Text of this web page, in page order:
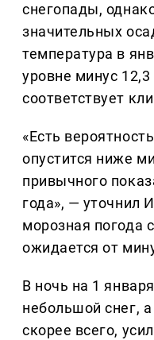
снегопады,
значительных
температура в
уровне минус 12,3
соответствует
«Есть
опустится ниже
привычного
года», — уточнил
морозная погода
ожидается от
В ночь на 1
небольшой снег,
скорее всего,